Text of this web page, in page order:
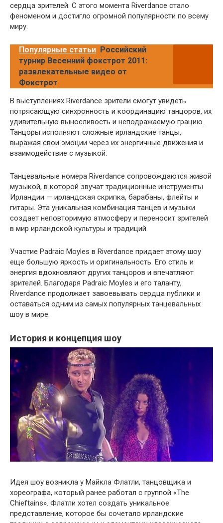
сердца зрителей. С этого момента Riverdance стало
феноменом и достигло огромной популярности по всему
миру.
Популярные статьи Российский
турнир Весенний фокстрот 2011:
развлекательные видео от
Фокстрот
В выступлениях Riverdance зрители смогут увидеть
потрясающую синхронность и координацию танцоров, их
удивительную выносливость и неподражаемую грацию.
Танцоры исполняют сложные ирландские танцы,
выражая свои эмоции через их энергичные движения и
взаимодействие с музыкой.
Танцевальные номера Riverdance сопровождаются живой
музыкой, в которой звучат традиционные инструменты
Ирландии — ирландская скрипка, барабаны, флейты и
гитары. Эта уникальная комбинация танцев и музыки
создает неповторимую атмосферу и переносит зрителей
в мир ирландской культуры и традиций.
Участие Padraic Moyles в Riverdance придает этому шоу
еще большую яркость и оригинальность. Его стиль и
энергия вдохновляют других танцоров и впечатляют
зрителей. Благодаря Padraic Moyles и его таланту,
Riverdance продолжает завоевывать сердца публики и
оставаться одним из самых популярных танцевальных
шоу в мире.
История и концепция шоу
Идея шоу возникла у Майкла Флатли, танцовщика и
хореографа, который ранее работал с группой «The
Chieftains». Флатли хотел создать уникальное
представление, которое бы сочетало ирландские